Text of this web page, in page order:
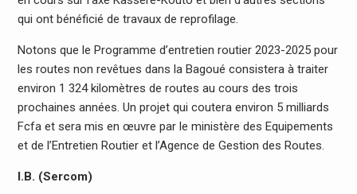
qui ont bénéficié de travaux de reprofilage.
Notons que le Programme d’entretien routier 2023-2025 pour
les routes non revêtues dans la Bagoué consistera à traiter
environ 1 324 kilomètres de routes au cours des trois
prochaines années. Un projet qui coutera environ 5 milliards
Fcfa et sera mis en œuvre par le ministère des Equipements
et de l’Entretien Routier et l’Agence de Gestion des Routes.
I.B. (Sercom)